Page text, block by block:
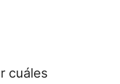
cuáles